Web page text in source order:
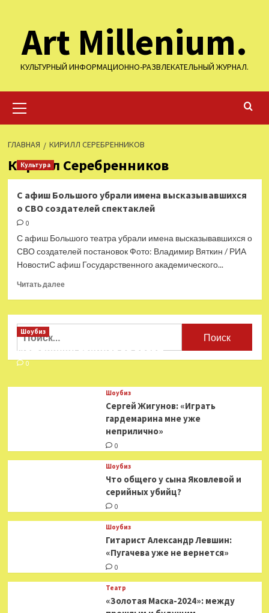
содержимому
Art Millenium.
КУЛЬТУРНЫЙ ИНФОРМАЦИОННО-РАЗВЛЕКАТЕЛЬНЫЙ ЖУРНАЛ.
меню
ГЛАВНАЯ КИРИЛЛ СЕРЕБРЕННИКОВ
Кирилл Серебренников
Культура
С афиш Большого убрали имена высказывавшихся
о СВО создателей спектаклей
0
С афиш Большого театра убрали имена высказывавшихся о
СВО создателей постановок Фото: Владимир Вяткин / РИА
НовостиС афиш Государственного академического...
Читать далееПрочитать
С
убрали
имена
о
Найти:
Шоубиз
Мошенники взялись за звезд
0
Шоубиз
Сергей Жигунов: «Играть
гардемарина мне уже
неприлично»
0
Шоубиз
Что общего у сына Яковлевой и
серийных убийц?
0
Шоубиз
Гитарист Александр Левшин:
«Пугачева уже не вернется»
0
Театр
«Золотая Маска-2024»: между